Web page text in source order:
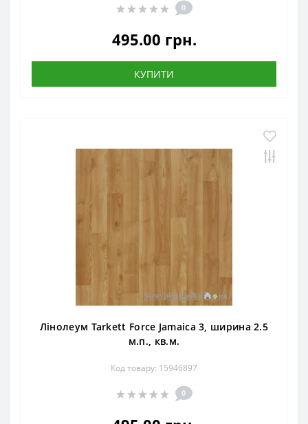
0
495.00 грн.
КУПИТИ
Лінолеум Tarkett Force Jamaica 3, ширина 2.5
м.п., кв.м.
Код товару: 15946897
0